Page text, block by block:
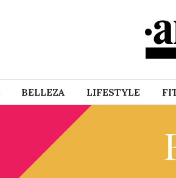
BELLEZA LIFESTYLE